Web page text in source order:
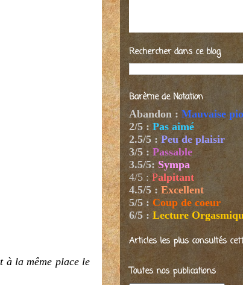
à la même place le
Rechercher dans ce blog
Barème de Notation
Abandon : Mauvaise
2/5 : Pas aimé
2.5/5 : Peu de plaisir
3/5 : Passable
3.5/5: Sympa
4/5 : Palpitant
4.5/5 : Excellent
5/5 : Coup de coeur
6/5: Lecture
Articles les plus consultés
Toutes nos publications